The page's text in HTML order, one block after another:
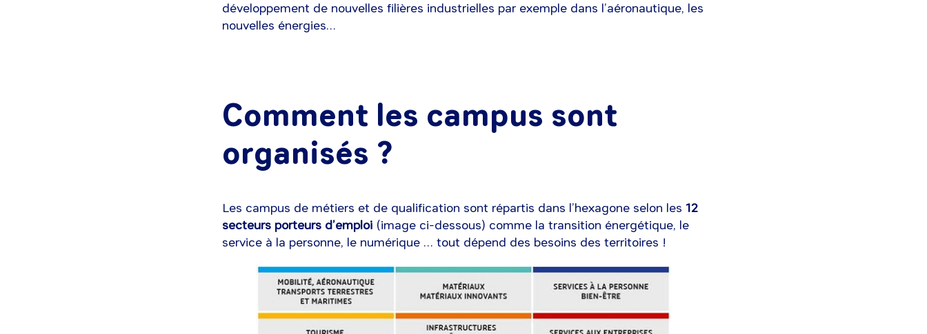
développement de nouvelles filières industrielles par exemple dans l’aéronautique, les
nouvelles énergies…
Comment les campus sont
organisés ?
Les campus de métiers et de qualification sont répartis dans l’hexagone selon les 12
secteurs porteurs d’emploi (image ci-dessous) comme la transition énergétique, le
service à la personne, le numérique … tout dépend des besoins des territoires !